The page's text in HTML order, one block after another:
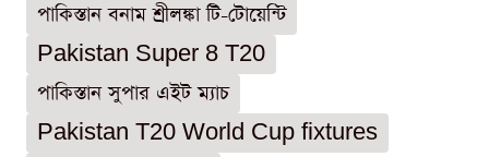
পাকিস্তান বনাম শ্রীলঙ্কা টি-টোয়েন্টি
Pakistan Super 8 T20
পাকিস্তান সুপার এইট ম্যাচ
Pakistan T20 World Cup fixtures